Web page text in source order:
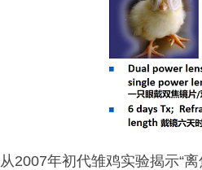
从2007年初代雏鸡实验揭示“